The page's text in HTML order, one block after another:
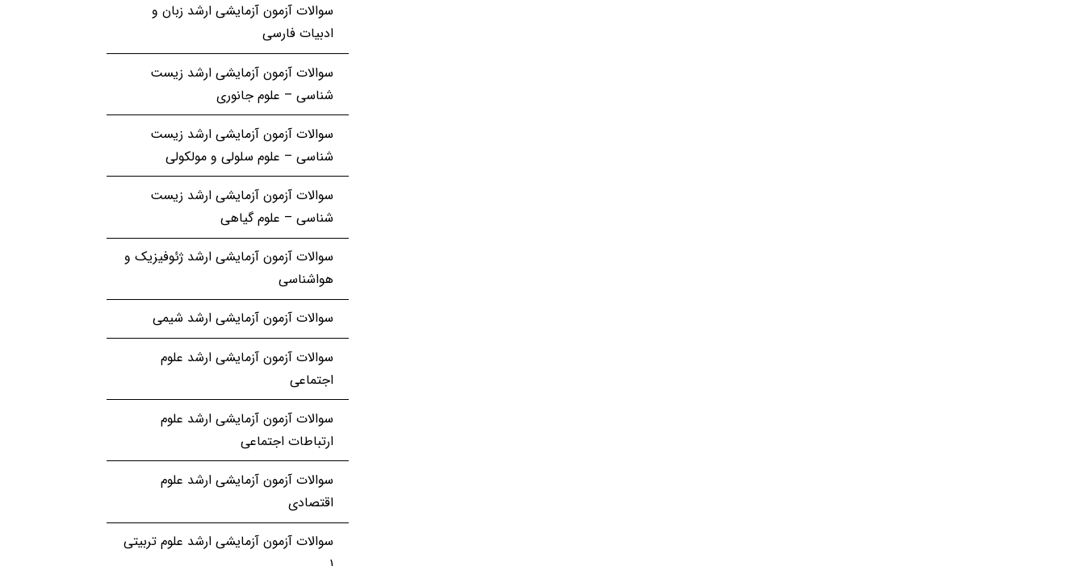
سوالات آزمون آزمایشی ارشد زبان و
ادبیات فارسی
سوالات آزمون آزمایشی ارشد زیست
شناسی – علوم جانوری
سوالات آزمون آزمایشی ارشد زیست
شناسی – علوم سلولی و مولکولی
سوالات آزمون آزمایشی ارشد زیست
شناسی – علوم گیاهی
سوالات آزمون آزمایشی ارشد ژئوفیزیک و
هواشناسی
سوالات آزمون آزمایشی ارشد شیمی
سوالات آزمون آزمایشی ارشد علوم
اجتماعی
سوالات آزمون آزمایشی ارشد علوم
ارتباطات اجتماعی
سوالات آزمون آزمایشی ارشد علوم
اقتصادی
سوالات آزمون آزمایشی ارشد علوم تربیتی